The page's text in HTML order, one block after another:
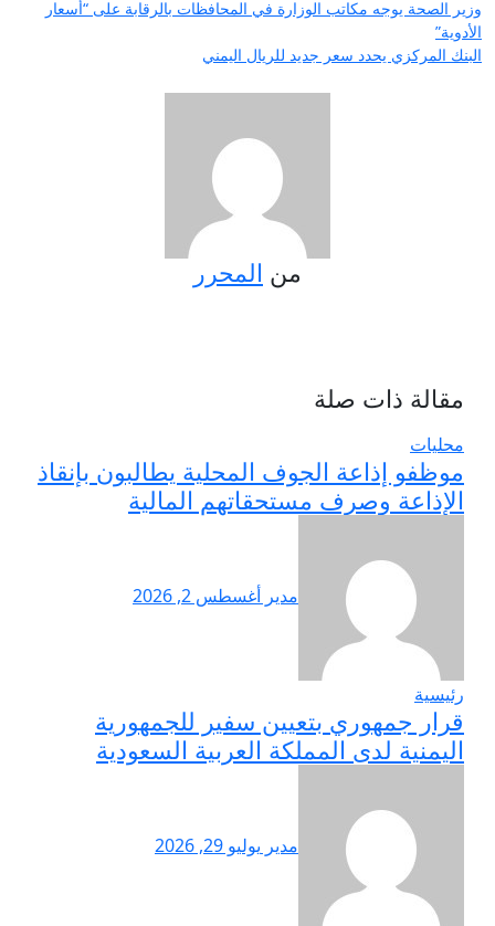
تصفّح
المقالات
وزير الصحة يوجه مكاتب الوزارة في المحافظات بالرقابة على “أسعار
الأدوية”
البنك المركزي يحدد سعر جديد للريال اليمني
من المحرر
مقالة ذات صلة
محليات
موظفو إذاعة الجوف المحلية يطالبون بإنقاذ
الإذاعة وصرف مستحقاتهم المالية
مدير أغسطس 2, 2026
رئيسية
قرار جمهوري بتعيين سفير للجمهورية
اليمنية لدى المملكة العربية السعودية
مدير يوليو 29, 2026